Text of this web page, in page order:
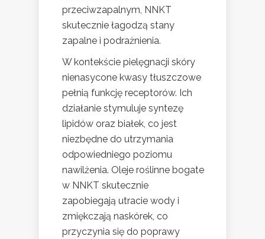
przeciwzapalnym, NNKT
skutecznie łagodzą stany
zapalne i podrażnienia.
W kontekście pielęgnacji skóry
nienasycone kwasy tłuszczowe
pełnią funkcję receptorów. Ich
działanie stymuluje syntezę
lipidów oraz białek, co jest
niezbędne do utrzymania
odpowiedniego poziomu
nawilżenia. Oleje roślinne bogate
w NNKT skutecznie
zapobiegają utracie wody i
zmiękczają naskórek, co
przyczynia się do poprawy